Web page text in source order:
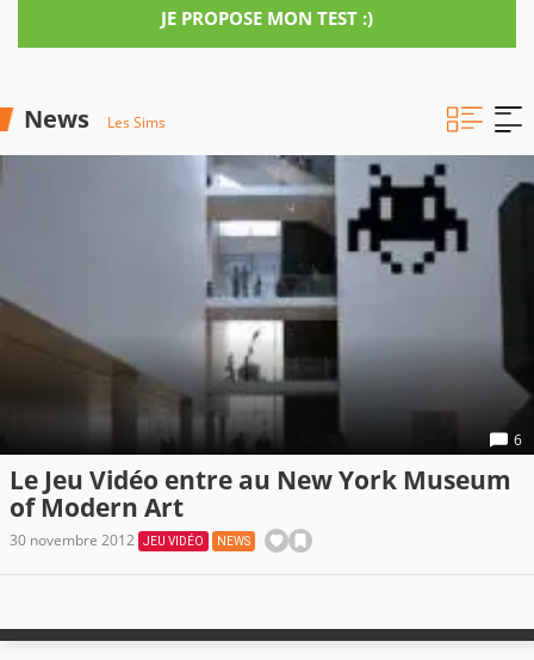
JE PROPOSE MON TEST :)
News Les Sims
6
Le Jeu Vidéo entre au New York Museum
of Modern Art
30 novembre 2012 JEU VIDÉO NEWS